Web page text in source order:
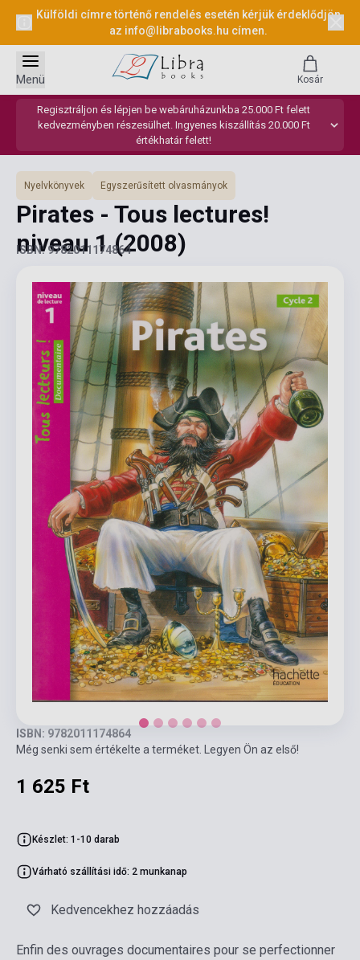
Külföldi címre történő rendelés esetén kérjük érdeklődjön
az info@librabooks.hu címen.
Regisztráljon és lépjen be webáruházunkba 25.000 Ft felett
kedvezményben részesülhet. Ingyenes kiszállítás 20.000 Ft
értékhatár felett!
Menü Kosár
Nyelvkönyvek Egyszerűsített olvasmányok
Pirates - Tous lectures!
niveau 1(2008)
ISBN: 9782011174864
ISBN: 9782011174864
Még senki sem értékelte a terméket. Legyen Ön az első!
1 625 Ft
Készlet: 1-10 darab
Várható szállítási idő: 2 munkanap
Kedvencekhez hozzáadás
Enfin des ouvrages documentaires pour se perfectionner